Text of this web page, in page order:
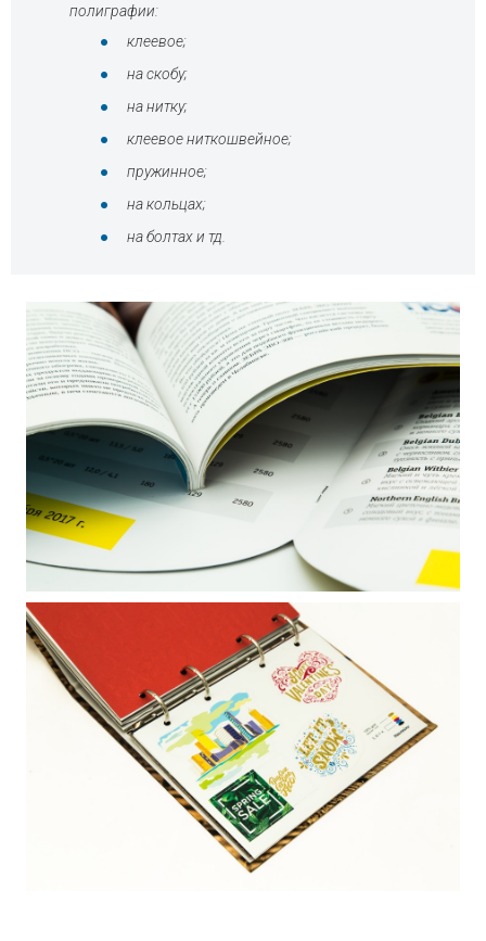
полиграфии:
клеевое;
на скобу;
на нитку;
клеевое ниткошвейное;
пружинное;
на кольцах;
на болтах и тд.